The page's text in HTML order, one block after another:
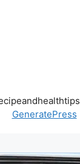
GeneratePress